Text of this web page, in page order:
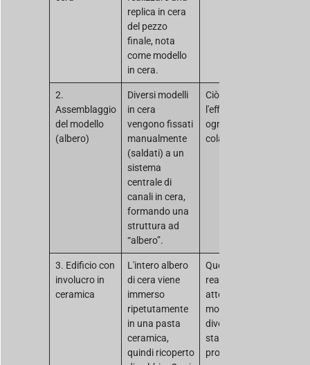
replica in cera
del pezzo
finale, nota
come modello
in cera.
2.
Assemblaggio
del modello
(albero)
Diversi modelli
in cera
vengono fissati
manualmente
(saldati) a un
sistema
centrale di
canali in cera,
formando una
struttura ad
“albero”.
Ciò aumenta
l'efficienza per
ogni singola
colata.
3. Edificio con
involucro in
ceramica
L'intero albero
di cera viene
immerso
ripetutamente
in una pasta
ceramica,
quindi ricoperto
Questo involucro,
realizzato
attorno al
modello in cera,
diventa lo
stampo vero e
proprio.